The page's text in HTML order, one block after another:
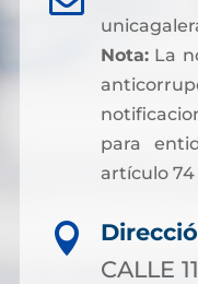
Nota:La
para
artículo 74

CALLE